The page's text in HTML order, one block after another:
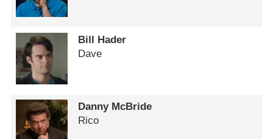
Bill Hader
Dave
Danny McBride
Rico